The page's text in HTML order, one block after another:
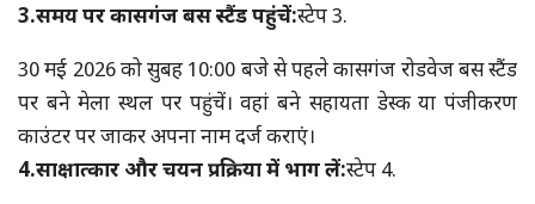
3.समय पर कासगंज बस स्टैंड पहुंचें:स्टेप 3.
30 मई 2026 को सुबह 10:00 बजे से पहले कासगंज रोडवेज बस स्टैंड
पर बने मेला स्थल पर पहुंचें। वहां बने सहायता डेस्क या पंजीकरण
काउंटर पर जाकर अपना नाम दर्ज कराएं।
4.साक्षात्कार और चयन प्रक्रिया में भाग लें:स्टेप 4.